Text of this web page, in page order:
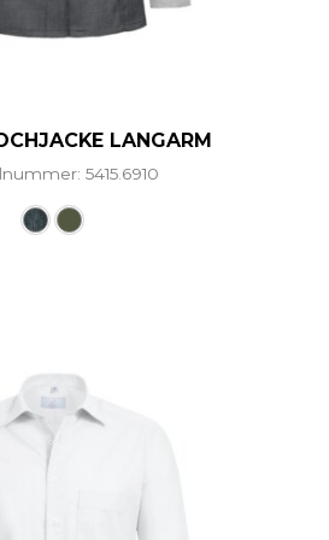
LANGARM
5415.6910